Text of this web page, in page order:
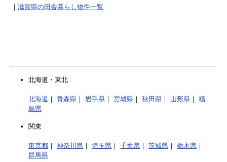
｜滋賀県の田舎暮らし物件一覧
北海道・東北
北海道 ｜青森県 ｜岩手県 ｜宮城県 ｜秋田県 ｜ 山形県 ｜福
島県
関東
東京都 ｜神奈川県 ｜埼玉県 ｜千葉県 ｜茨城県 ｜栃木県 ｜
群馬県